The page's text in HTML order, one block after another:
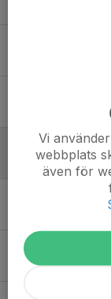
30 jan,
God jul
23 dec
19 okt
Vi
webbplats
även för